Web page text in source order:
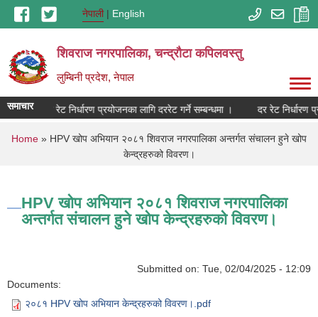
Skip to main contentनेपाली English
शिवराज नगरपालिका, चन्द्राैटा कपिलवस्तु
लुम्बिनी प्रदेश, नेपाल
समाचार
। दर रेट निर्धारण प्रयोजनका लागि दररेट गर्ने सम्बन्धमा । दर रेट निर्धारण
You are here
Home » HPV खोप अभियान २०८१ शिवराज नगरपालिका अन्तर्गत संचालन हुने खोप
केन्द्रहरुको विवरण।
HPV खोप अभियान २०८१ शिवराज नगरपालिका
अन्तर्गत संचालन हुने खोप केन्द्रहरुको विवरण।
Submitted on: Tue, 02/04/2025 - 12:09
Documents:
२०८१ HPV खोप अभियान केन्द्रहरुको विवरण।.pdf